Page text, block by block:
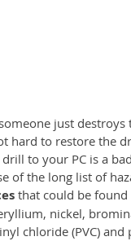
just
hard to restore the
to your PC is a
of the long list of
that could be
nickel,
chloride (PVC) and